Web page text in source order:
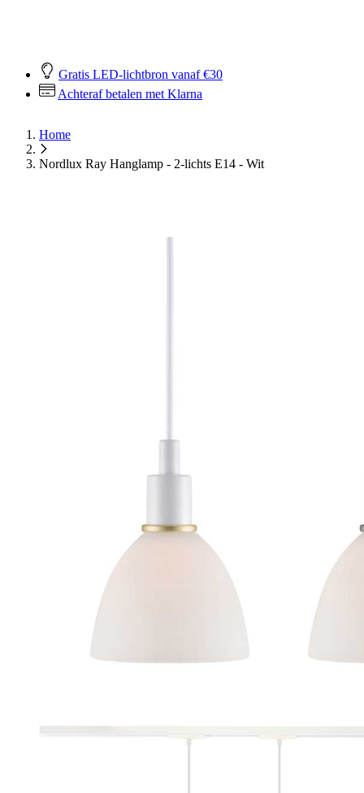
Gratis LED-lichtbron vanaf €30
Achteraf betalen met Klarna
Home
Nordlux Ray Hanglamp - 2-lichts E14 - Wit